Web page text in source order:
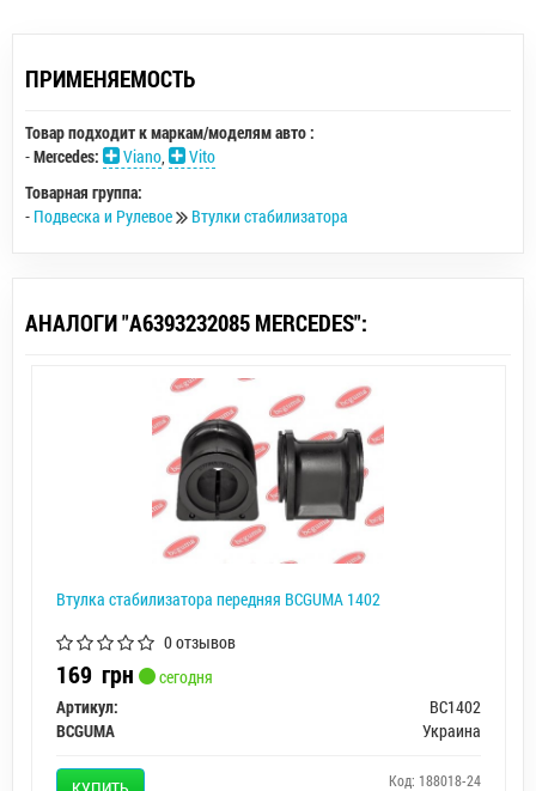
ПРИМЕНЯЕМОСТЬ
Товар подходит к маркам/моделям авто :
-Mercedes: Viano,
Vito
Товарная группа:
- Подвеска и Рулевое Втулки стабилизатора
АНАЛОГИ "A6393232085 MERCEDES":
Втулка стабилизатора передняя BCGUMA 1402
0 отзывов
169 грн
сегодня
Артикул:
BC1402
BCGUMA
Украина
Код: 188018-24